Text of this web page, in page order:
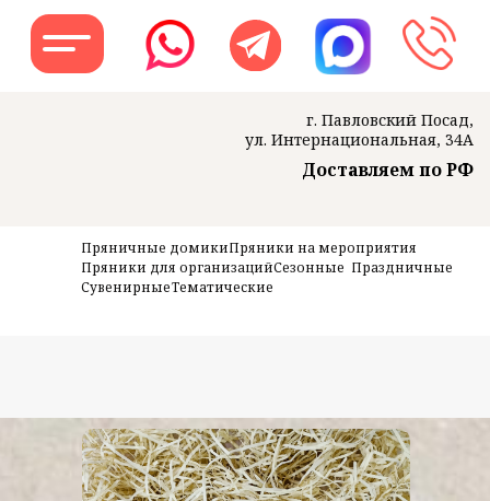
Заказать
Доставляем по РФ
Пряничные домикиПряники на мероприятия
Пряники для организацийСезонные Праздничные
СувенирныеТематические